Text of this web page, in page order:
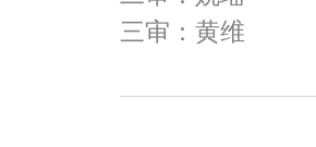
三审：黄维